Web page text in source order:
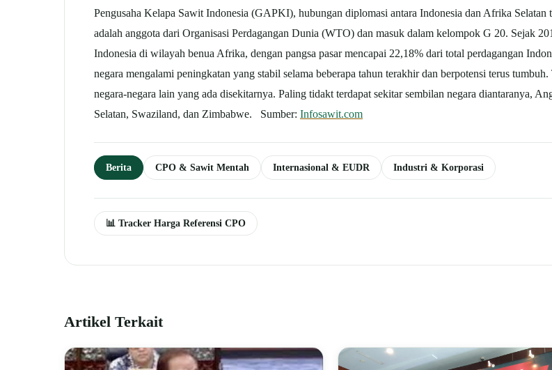
Pengusaha Kelapa Sawit Indonesia (GAPKI), hubungan diplomasi antara Indonesia dan Afrika
adalah anggota dari Organisasi Perdagangan Dunia (WTO) dan masuk dalam kelompok G 20. Sejak
Indonesia di wilayah benua Afrika, dengan pangsa pasar mencapai 22,18% dari total perdagangan
negara mengalami peningkatan yang stabil selama beberapa tahun terakhir dan berpotensi terus
negara-negara lain yang ada disekitarnya. Paling tidakt terdapat sekitar sembilan negara diantaranya,
Selatan, Swaziland, dan Zimbabwe. Sumber: Infosawit.com
Berita CPO & Sawit Mentah Internasional & EUDR Industri & Korporasi
📊 Tracker Harga Referensi CPO
Artikel Terkait